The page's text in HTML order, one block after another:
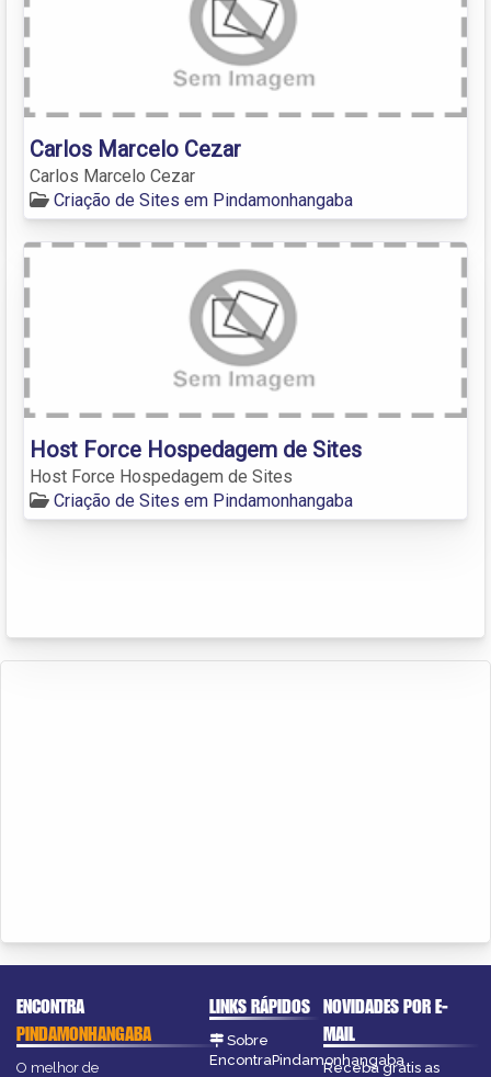
Carlos Marcelo Cezar
Carlos Marcelo Cezar
Criação de Sites em Pindamonhangaba
Host Force Hospedagem de Sites
Host Force Hospedagem de Sites
Criação de Sites em Pindamonhangaba
ENCONTRA
PINDAMONHANGABA
O melhor de
LINKS RÁPIDOS
Sobre
EncontraPindamonhangaba
NOVIDADES POR E-
MAIL
Receba grátis as